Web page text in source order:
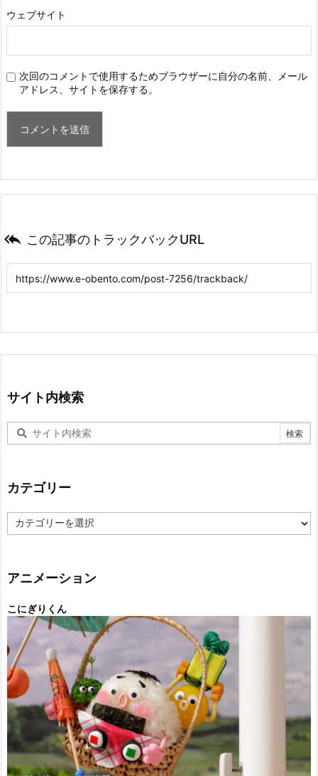
ウェブサイト
次回のコメントで使用するためブラウザーに自分の名前、メール
アドレス、サイトを保存する。
 この記事のトラックバックURL
サイト内検索
カテゴリー
テ
ー
アニメーション
こにぎりくん